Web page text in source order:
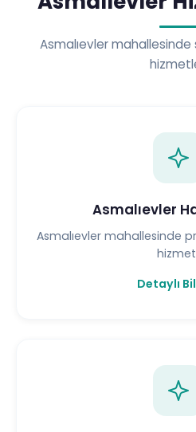
Asmalıevler mahallesinde
Asmalıevler
Asmalıevler mahallesinde
Detaylı